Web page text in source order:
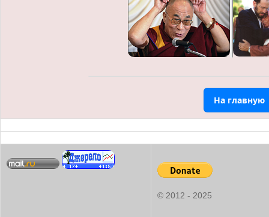
На главную
© 2012 - 2025